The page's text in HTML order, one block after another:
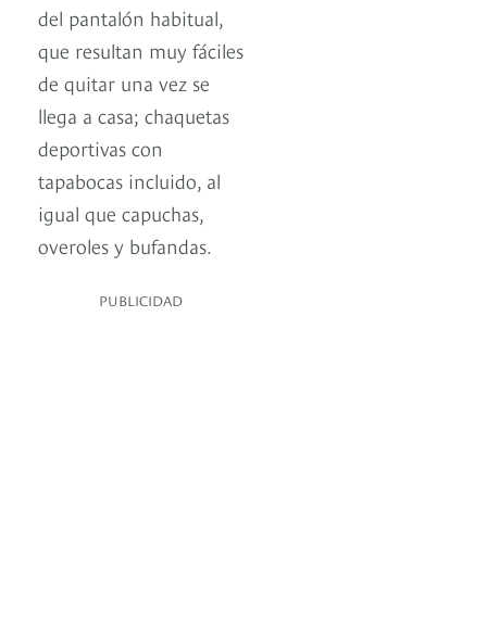
del pantalón habitual,
que resultan muy fáciles
de quitar una vez se
llega a casa; chaquetas
deportivas con
tapabocas incluido, al
igual que capuchas,
overoles y bufandas.
PUBLICIDAD